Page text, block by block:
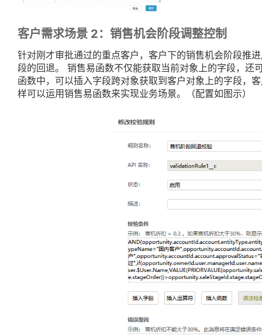
客户需求场景 2：销售机会阶段调整控制
针对刚才审批通过的重点客户，客户下的销售机会阶段推
段的回退。 销售易函数不仅能获取当前对象上的字段，还
函数中，可以插入字段跨对象获取到客户对象上的字段，
样可以运用销售易函数来实现业务场景。（配置如图示）